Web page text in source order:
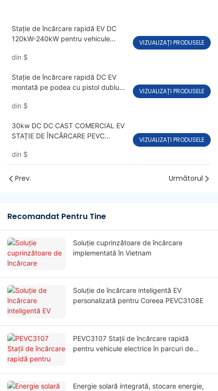
Stație de încărcare rapidă EV DC
120kW-240kW pentru vehicule
din $
VIZUALIZAȚI PRODUSELE
Stație de încărcare rapidă DC EV
montată pe podea cu pistol dublu
din $
VIZUALIZAȚI PRODUSELE
30kw DC DC CAST COMERCIAL EV
STAȚIE DE ÎNCĂRCARE PEVC
din $
VIZUALIZAȚI PRODUSELE
Prev. Următorul
Recomandat Pentru Tine
Soluție cuprinzătoare de încărcare
implementată în Vietnam
Soluție de încărcare inteligentă EV
personalizată pentru Coreea PEVC3108E
PEVC3107 Stații de încărcare rapidă
pentru vehicule electrice în parcuri de
Energie solară integrată, stocare energie,